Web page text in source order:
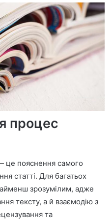
процес
пояснення самого
статті. Для багатьох
зрозумілим, адже
тексту, а й взаємодію з
та